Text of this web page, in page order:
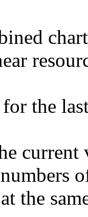
for the
the